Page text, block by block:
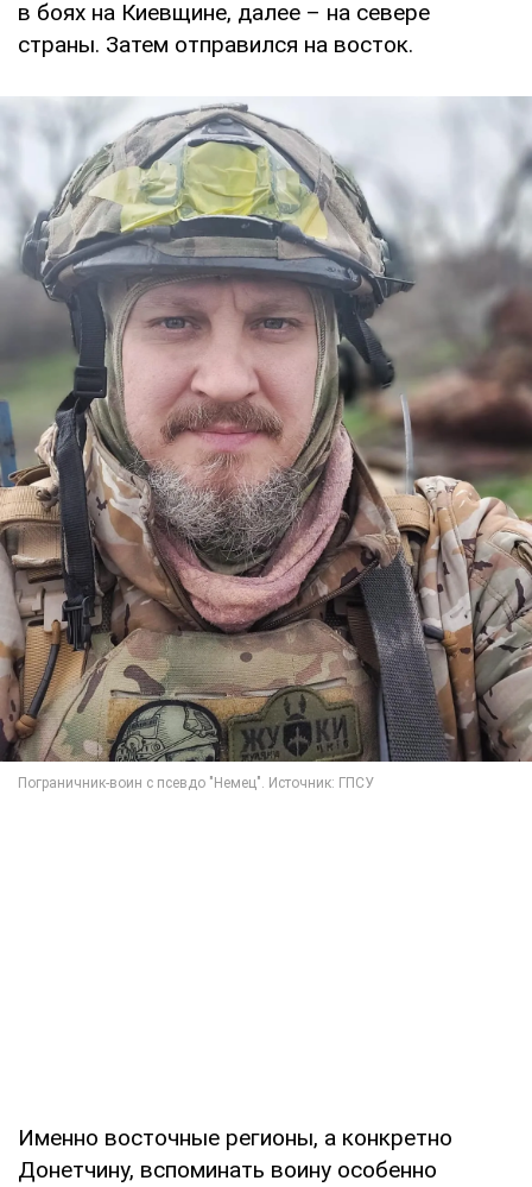
в боях на Киевщине, далее – на севере
страны. Затем отправился на восток.
Именно восточные регионы, а конкретно
Донетчину, вспоминать воину особенно